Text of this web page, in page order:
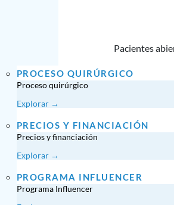
Pacientes
PROCESO QUIRÚRGICO
Proceso quirúrgico
Explorar →
PRECIOS Y FINANCIACIÓN
Precios y financiación
Explorar →
PROGRAMA INFLUENCER
Programa Influencer